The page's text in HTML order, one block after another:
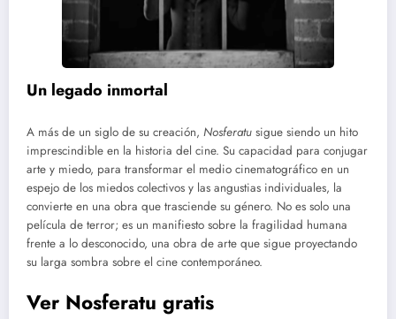
Un legado inmortal
A más de un siglo de su creación, Nosferatu sigue siendo un hito
imprescindible en la historia del cine. Su capacidad para conjugar
arte y miedo, para transformar el medio cinematográfico en un
espejo de los miedos colectivos y las angustias individuales, la
convierte en una obra que trasciende su género. No es solo una
película de terror; es un manifiesto sobre la fragilidad humana
frente a lo desconocido, una obra de arte que sigue proyectando
su larga sombra sobre el cine contemporáneo.
Ver Nosferatu gratis